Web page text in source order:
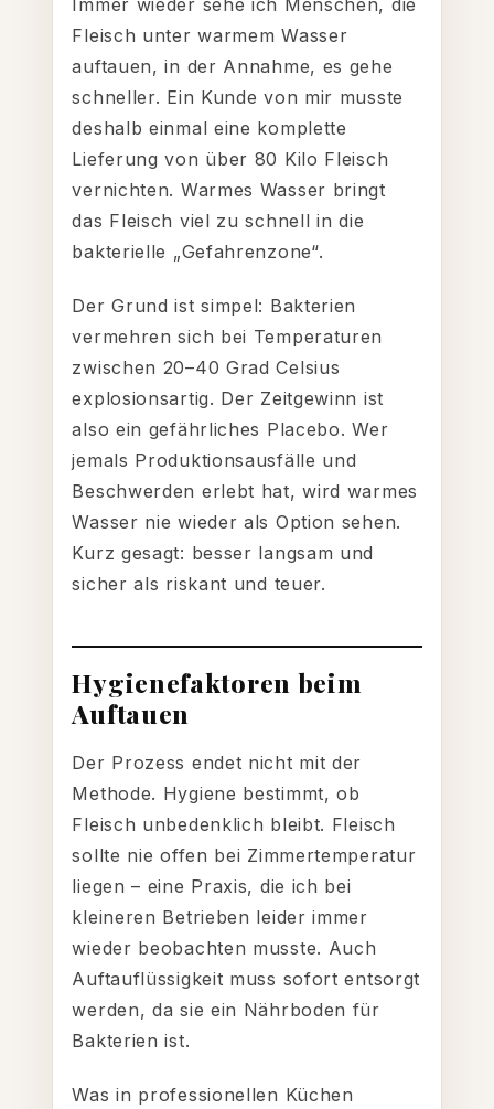
Immer wieder sehe ich Menschen, die
Fleisch unter warmem Wasser
auftauen, in der Annahme, es gehe
schneller. Ein Kunde von mir musste
deshalb einmal eine komplette
Lieferung von über 80 Kilo Fleisch
vernichten. Warmes Wasser bringt
das Fleisch viel zu schnell in die
bakterielle „Gefahrenzone“.
Der Grund ist simpel: Bakterien
vermehren sich bei Temperaturen
zwischen 20–40 Grad Celsius
explosionsartig. Der Zeitgewinn ist
also ein gefährliches Placebo. Wer
jemals Produktionsausfälle und
Beschwerden erlebt hat, wird warmes
Wasser nie wieder als Option sehen.
Kurz gesagt: besser langsam und
sicher als riskant und teuer.
Hygienefaktoren beim
Auftauen
Der Prozess endet nicht mit der
Methode. Hygiene bestimmt, ob
Fleisch unbedenklich bleibt. Fleisch
sollte nie offen bei Zimmertemperatur
liegen – eine Praxis, die ich bei
kleineren Betrieben leider immer
wieder beobachten musste. Auch
Auftauflüssigkeit muss sofort entsorgt
werden, da sie ein Nährboden für
Bakterien ist.
Was in professionellen Küchen